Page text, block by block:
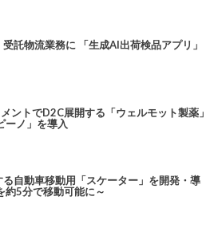
託物流業務に 「生成AI出荷検品アプリ」
ントでD2C展開する「ウェルモット製薬」
ーノ」を導入
自動車移動用「スケーター」を開発・導
約5分で移動可能に～